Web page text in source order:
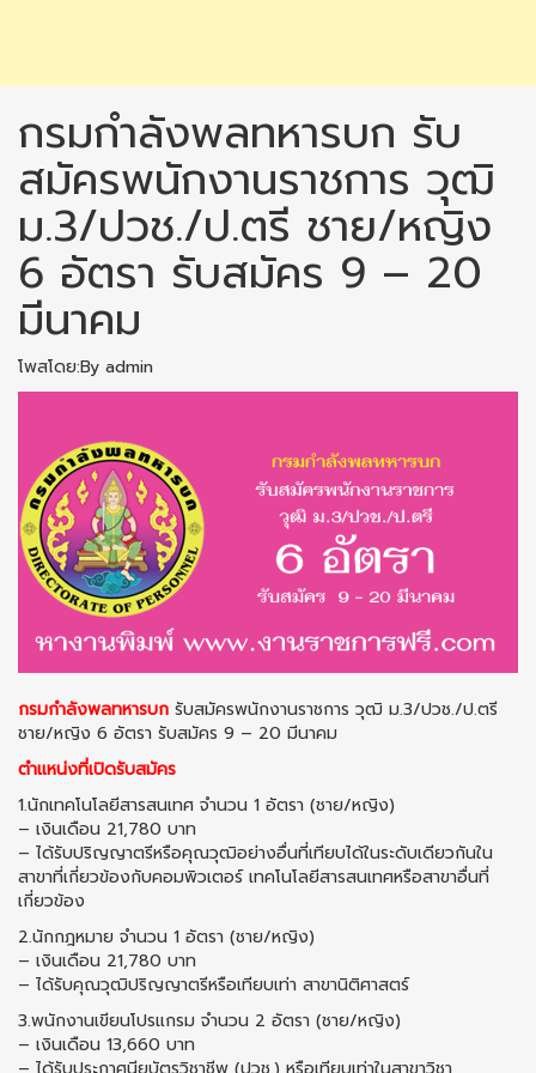
กรมกำลังพลทหารบก รับ
สมัครพนักงานราชการ วุฒิ
ม.3/ปวช./ป.ตรี ชาย/หญิง
6 อัตรา รับสมัคร 9 – 20
มีนาคม
โพสโดย:By admin
กรมกำลังพลทหารบก รับสมัครพนักงานราชการ วุฒิ ม.3/ปวช./ป.ตรี
ชาย/หญิง 6 อัตรา รับสมัคร 9 – 20 มีนาคม
ตำแหน่งที่เปิดรับสมัคร
1.นักเทคโนโลยีสารสนเทศ จำนวน 1 อัตรา (ชาย/หญิง)
– เงินเดือน 21,780 บาท
– ได้รับปริญญาตรีหรือคุณวุฒิอย่างอื่นที่เทียบได้ในระดับเดียวกันใน
สาขาที่เกี่ยวข้องกับคอมพิวเตอร์ เทคโนโลยีสารสนเทศหรือสาขาอื่นที่
เกี่ยวข้อง
2.นักกฎหมาย จำนวน 1 อัตรา (ชาย/หญิง)
– เงินเดือน 21,780 บาท
– ได้รับคุณวุฒิปริญญาตรีหรือเทียบเท่า สาขานิติศาสตร์
3.พนักงานเขียนโปรแกรม จำนวน 2 อัตรา (ชาย/หญิง)
– เงินเดือน 13,660 บาท